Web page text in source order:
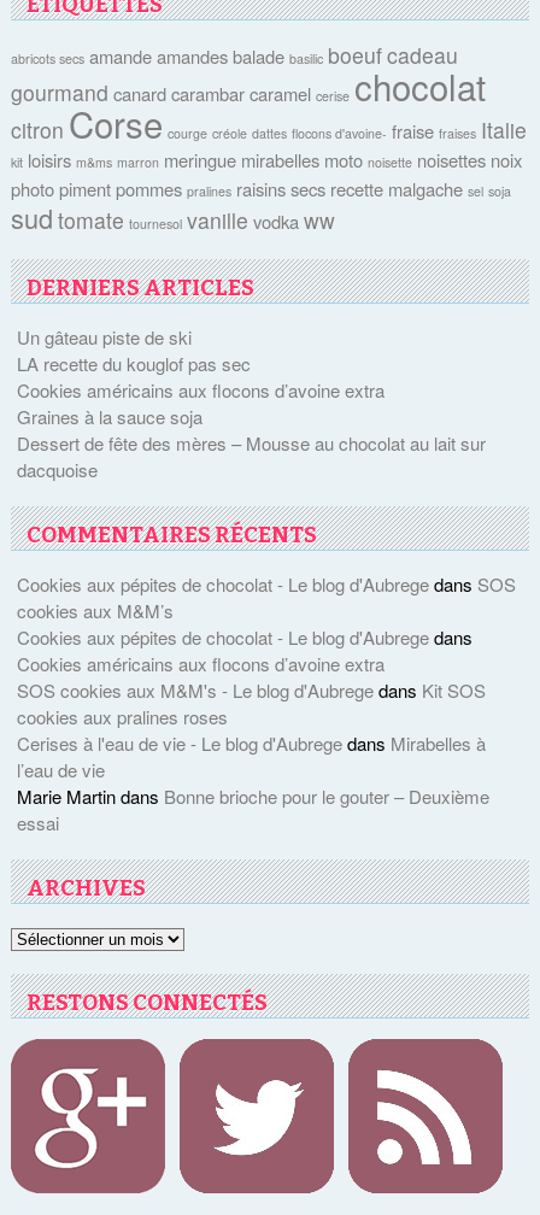
ÉTIQUETTES
abricots secs amande amandes balade basilic boeufcadeau
gourmand canard carambar caramel cerise chocolat
citron Corse courge créole dattes flocons d'avoine- fraise fraises Italie
kit loisirs m&ms marron meringue mirabelles moto noisette noisettes noix
photo piment pommes pralines raisins secs recette malgache sel soja
sud tomate tournesol vanille vodka ww
DERNIERS ARTICLES
Un gâteau piste de ski
LA recette du kouglof pas sec
Cookies américains aux flocons d’avoine extra
Graines à la sauce soja
Dessert de fête des mères – Mousse au chocolat au lait sur
dacquoise
COMMENTAIRES RÉCENTS
Cookies aux pépites de chocolat - Le blog d'Aubregedans SOS
cookies aux M&M’s
Cookies aux pépites de chocolat - Le blog d'Aubregedans
Cookies américains aux flocons d’avoine extra
SOS cookies aux M&M's - Le blog d'Aubregedans Kit SOS
cookies aux pralines roses
Cerises à l'eau de vie - Le blog d'Aubregedans Mirabelles à
l’eau de vie
Marie Martindans Bonne brioche pour le gouter – Deuxième
essai
ARCHIVES
Archives
RESTONS CONNECTÉS